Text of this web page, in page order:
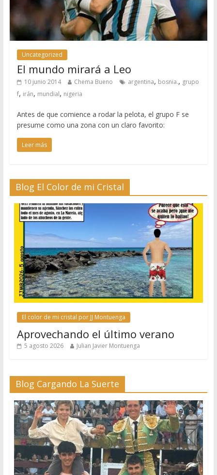
Uncategorized
El mundo mirará a Leo
10 junio 2014 Chema Bueno argentina, bosnia., grupo
f, irán, mundial, nigeria
Antes de que comience a rodar la pelota, el grupo F se
presume como una zona con un claro favorito:
Leer más
Blog El Color de mi Cristal
El color de mi cristal por JJ Montuenga
Aprovechando el último verano
5 agosto 2026 Julian Javier Montuenga
Blog Cargando La Suerte